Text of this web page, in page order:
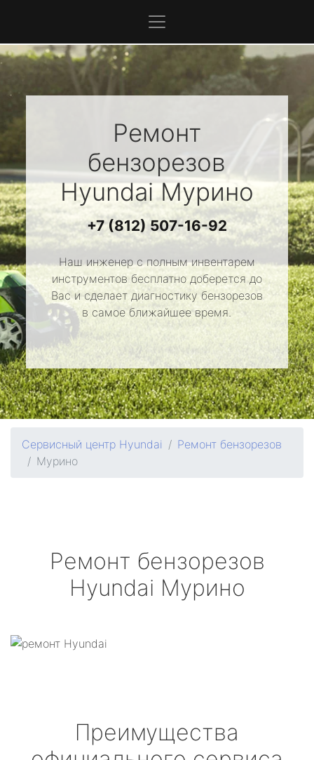
Ремонт
бензорезов
HyundaiМурино
+7 (812) 507-16-92
Наш инженер с полным инвентарем
инструментов бесплатно доберется до
Вас и сделает диагностику бензорезов
в самое ближайшее время.
Сервисный центр Hyundai
Ремонт бензорезов
Мурино
Ремонт бензорезов
Hyundai Мурино
Преимущества